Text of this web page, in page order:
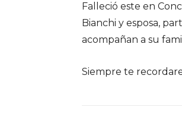
Falleció este en
Bianchi y esposa,
acompañan a su
Siempre te